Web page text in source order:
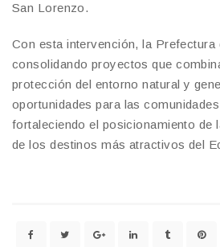
San Lorenzo.
Con esta intervención, la Prefectura
consolidando proyectos que
protección del entorno natural y
oportunidades para las
fortaleciendo el posicionamiento de
de los destinos más atractivos del